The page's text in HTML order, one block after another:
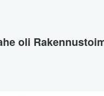
oli